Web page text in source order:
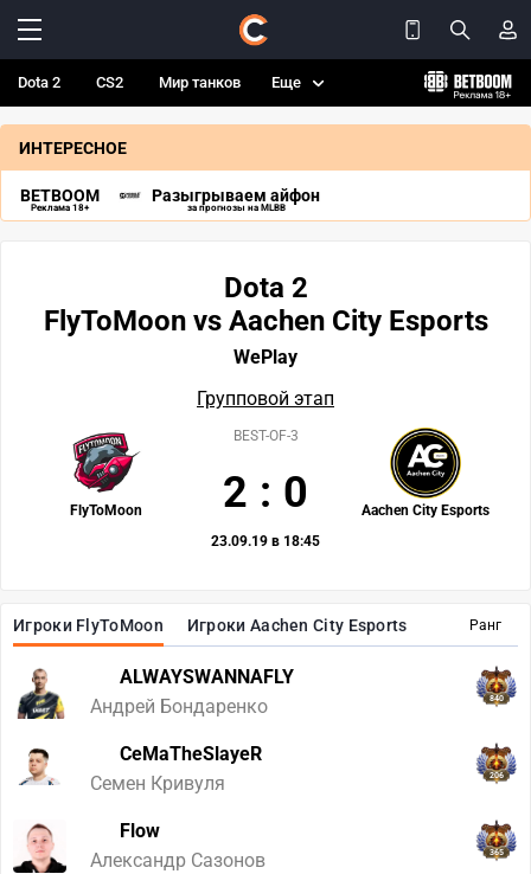
Dota 2 CS2 Мир танков Еще
ИНТЕРЕСНОЕ
BETBOOM
Реклама 18+
Разыгрываем айфон
за прогнозы на MLBB
Ранг
Игроки FlyToMoon Игроки Aachen City Esports
ALWAYSWANNAFLY
Андрей Бондаренко
840
CeMaTheSlayeR
Семен Кривуля
206
Flow
Александр Сазонов
365
Dota 2
FlyToMoon vs Aachen City Esports
WePlay
Групповой этап
FlyToMoon Aachen City Esports
BEST-OF-3
2 : 0
23.09.19 в 18:45